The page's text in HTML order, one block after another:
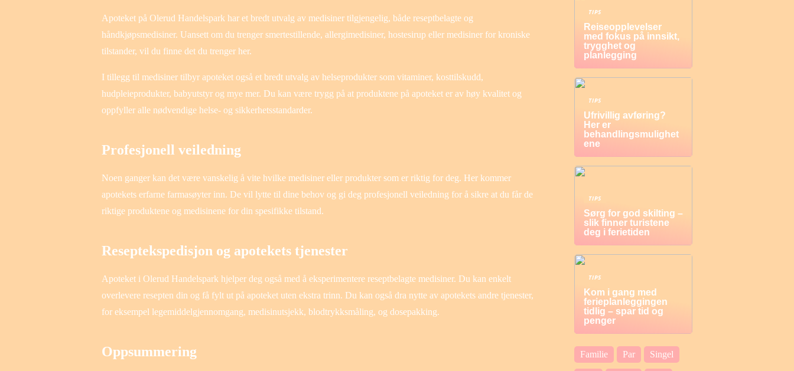
Apoteket på Olerud Handelspark har et bredt utvalg av medisiner tilgjengelig, både reseptbelagte og
håndkjøpsmedisiner. Uansett om du trenger smertestillende, allergimedisiner, hostesirup eller medisiner for kroniske
tilstander, vil du finne det du trenger her.
I tillegg til medisiner tilbyr apoteket også et bredt utvalg av helseprodukter som vitaminer, kosttilskudd,
hudpleieprodukter, babyutstyr og mye mer. Du kan være trygg på at produktene på apoteket er av høy kvalitet og
oppfyller alle nødvendige helse- og sikkerhetsstandarder.
Profesjonell veiledning
Noen ganger kan det være vanskelig å vite hvilke medisiner eller produkter som er riktig for deg. Her kommer
apotekets erfarne farmasøyter inn. De vil lytte til dine behov og gi deg profesjonell veiledning for å sikre at du får de
riktige produktene og medisinene for din spesifikke tilstand.
Reseptekspedisjon og apotekets tjenester
Apoteket i Olerud Handelspark hjelper deg også med å eksperimentere reseptbelagte medisiner. Du kan enkelt
overlevere resepten din og få fylt ut på apoteket uten ekstra trinn. Du kan også dra nytte av apotekets andre tjenester,
for eksempel legemiddelgjennomgang, medisinutsjekk, blodtrykksmåling, og dosepakking.
Oppsummering
TIPS
Reiseopplevelser
med fokus på innsikt,
trygghet og
planlegging
TIPS
Ufrivillig avføring?
Her er
behandlingsmulighet
ene
TIPS
Sørg for god skilting –
slik finner turistene
deg i ferietiden
TIPS
Kom i gang med
ferieplanleggingen
tidlig – spar tid og
penger
Familie Par Singel